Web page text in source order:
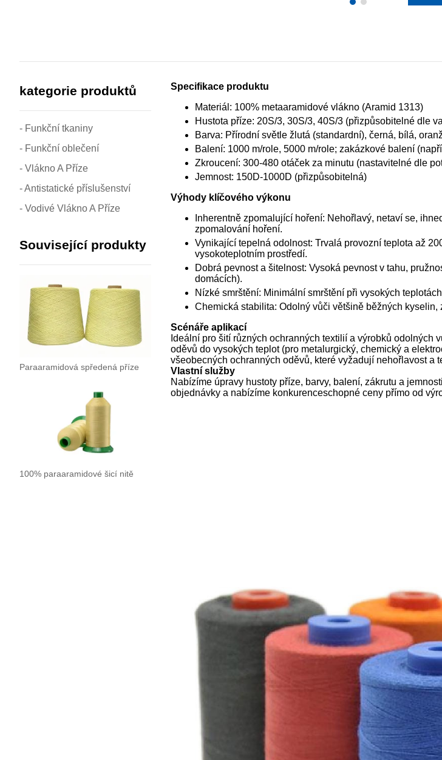
kategorie produktů
- Funkční tkaniny
- Funkční oblečení
- Vlákno A Příze
- Antistatické příslušenství
- Vodivé Vlákno A Příze
Související produkty
Paraaramidová spředená příze
100% paraaramidové šicí nitě
Specifikace produktu
Materiál: 100% metaaramidové vlákno (Aramid 1313)
Hustota příze: 20S/3, 30S/3, 40S/3 (přizpůsobitelné dle
Barva: Přírodní světle žlutá (standardní), černá, bílá,
Balení: 1000 m/role, 5000 m/role; zakázkové balení
Zkroucení: 300-480 otáček za minutu (nastavitelné dle
Jemnost: 150D-1000D (přizpůsobitelná)
Výhody klíčového výkonu
Inherentně zpomalující hoření: Nehořlavý, netaví se,
zpomalování hoření.
Vynikající tepelná odolnost: Trvalá provozní teplota až
vysokoteplotním prostředí.
Dobrá pevnost a šitelnost: Vysoká pevnost v tahu,
domácích).
Nízké smrštění: Minimální smrštění při vysokých
Chemická stabilita: Odolný vůči většině běžných
Scénáře aplikací
Ideální pro šití různých ochranných textilií a výrobků odolných
oděvů do vysokých teplot (pro metalurgický, chemický a
všeobecných ochranných oděvů, které vyžadují nehořlavost a
Vlastní služby
Nabízíme úpravy hustoty příze, barvy, balení, zákrutu a
objednávky a nabízíme konkurenceschopné ceny přímo od